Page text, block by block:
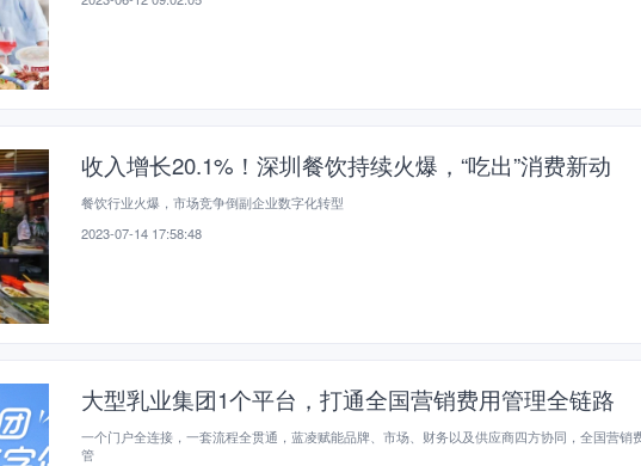
收入增长20.1%！深圳餐饮持续火爆，“吃出”消费新动
餐饮行业火爆，市场竞争倒副企业数字化转型
2023-07-14 17:58:48
大型乳业集团1个平台，打通全国营销费用管理全链路
一个门户全连接，一套流程全贯通，蓝凌赋能品牌、市场、财务以及供应商四方协同，全国营销
管